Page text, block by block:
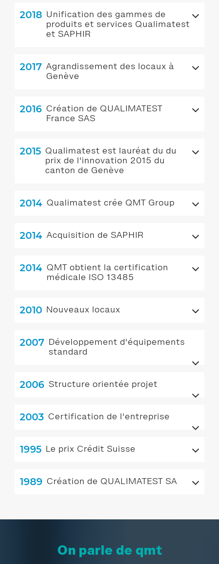
2018
Unification des gammes de
produits et services Qualimatest
et SAPHIR
2017
Agrandissement des locaux à
Genève
2016
Création de QUALIMATEST
France SAS
2015 Qualimatest est lauréat du du
prix de l'innovation 2015 du
canton de Genève
2014 Qualimatest crée QMT Group
2014 Acquisition de SAPHIR
2014
QMT obtient la certification
médicale ISO 13485
2010 Nouveaux locaux
2007
Développement d'équipements
standard
2006 Structure orientée projet
2003 Certification de l'entreprise
1995 Le prix Crédit Suisse
1989 Création de QUALIMATEST SA
On parle de qmt